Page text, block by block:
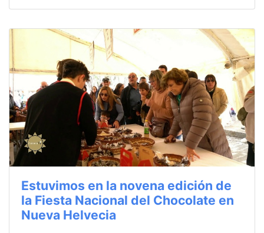
Estuvimos en la novena edición de
la Fiesta Nacional del Chocolate en
Nueva Helvecia